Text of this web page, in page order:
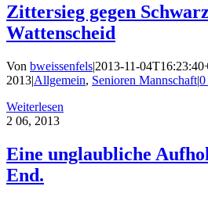
Zittersieg gegen
Wattenscheid
Von bweissenfels|2013-11-
2013|Allgemein, Senioren Mannschaft|0
Weiterlesen
2 06, 2013
Eine unglaubliche
End.